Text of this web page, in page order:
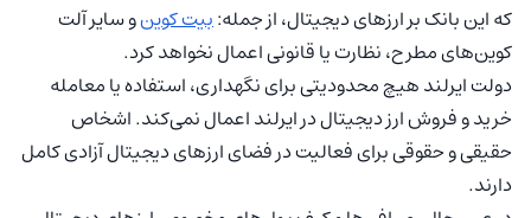
که این بانک بر ارزهای دیجیتال، از جمله:بیت کوینو سایر آلت
کوین‌های مطرح، نظارت یا قانونی اعمال نخواهد کرد.
دولت ایرلند هیچ محدودیتی برای نگهداری، استفاده یا معامله
خرید و فروش ارز دیجیتال در ایرلند اعمال نمی‌کند. اشخاص
حقیقی و حقوقی برای فعالیت در فضای ارزهای دیجیتال آزادی کامل
دارند.